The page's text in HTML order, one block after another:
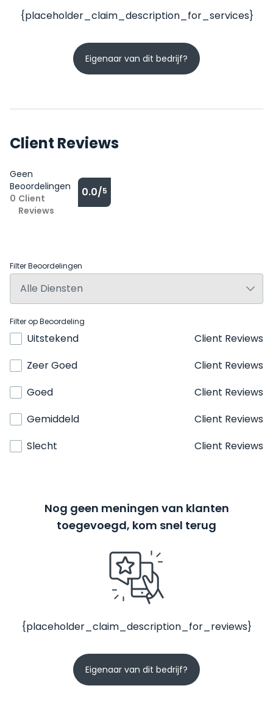
{placeholder_claim_description_for_services}
Eigenaar van dit bedrijf?
Client Reviews
Geen
Beoordelingen
0 Client
Reviews
0.0/5
Filter Beoordelingen
Filter op Beoordeling
Uitstekend
Client Reviews
Zeer Goed
Client Reviews
Goed
Client Reviews
Gemiddeld
Client Reviews
Slecht
Client Reviews
Nog geen meningen van klanten
toegevoegd, kom snel terug
{placeholder_claim_description_for_reviews}
Eigenaar van dit bedrijf?